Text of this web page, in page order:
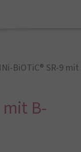
BiOTiC® SR-9 mit
mit B-